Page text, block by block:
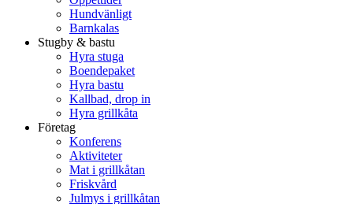
Hundvänligt
Barnkalas
Stugby & bastu
Hyra stuga
Boendepaket
Hyra bastu
Kallbad, drop in
Hyra grillkåta
Företag
Konferens
Aktiviteter
Mat i grillkåtan
Friskvård
Julmys i grillkåtan